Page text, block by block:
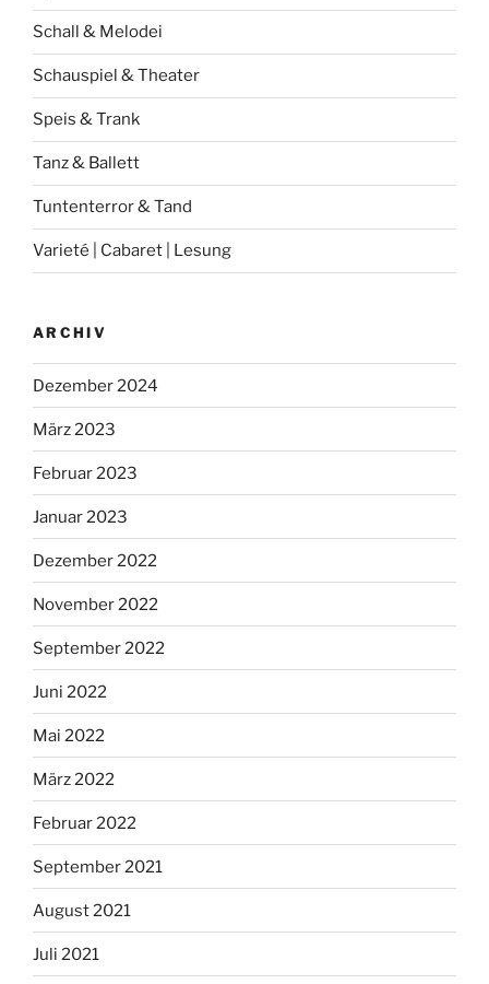
Schall & Melodei
Schauspiel & Theater
Speis & Trank
Tanz & Ballett
Tuntenterror & Tand
Varieté | Cabaret | Lesung
ARCHIV
Dezember 2024
März 2023
Februar 2023
Januar 2023
Dezember 2022
November 2022
September 2022
Juni 2022
Mai 2022
März 2022
Februar 2022
September 2021
August 2021
Juli 2021